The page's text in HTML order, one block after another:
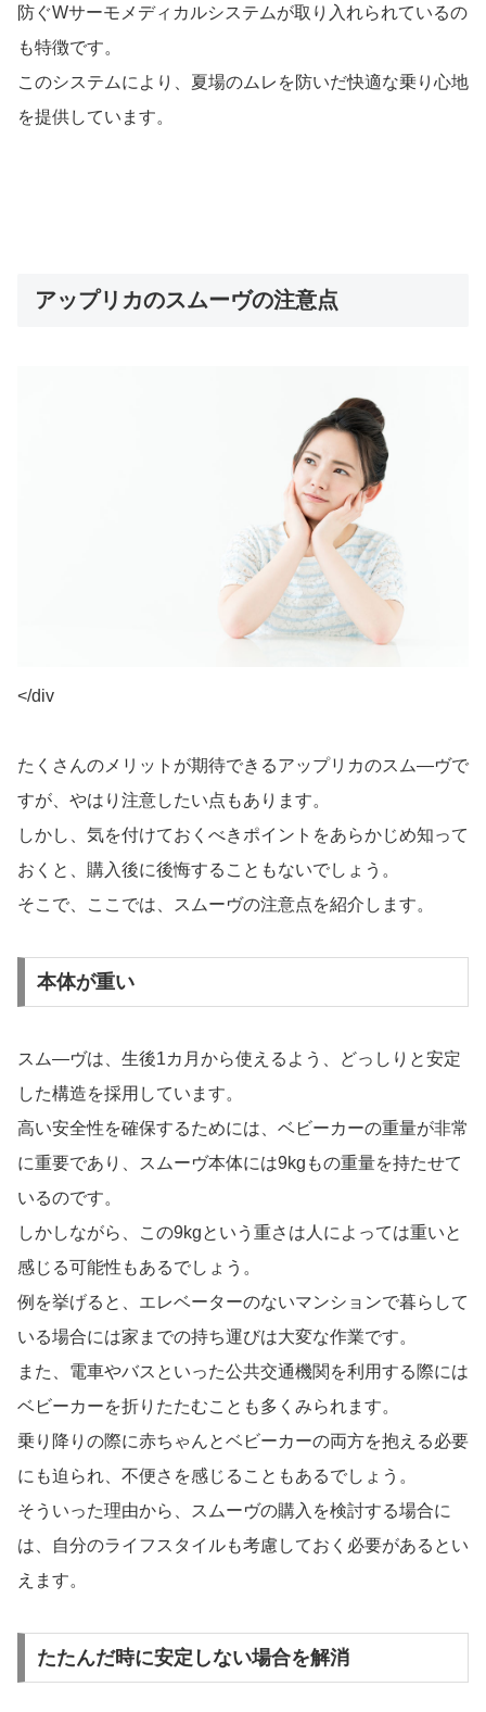
防ぐWサーモメディカルシステムが取り入れられているの
も特徴です。
このシステムにより、夏場のムレを防いだ快適な乗り心地
を提供しています。
アップリカのスムーヴの注意点
</div
たくさんのメリットが期待できるアップリカのスム―ヴで
すが、やはり注意したい点もあります。
しかし、気を付けておくべきポイントをあらかじめ知って
おくと、購入後に後悔することもないでしょう。
そこで、ここでは、スムーヴの注意点を紹介します。
本体が重い
スム―ヴは、生後1カ月から使えるよう、どっしりと安定
した構造を採用しています。
高い安全性を確保するためには、ベビーカーの重量が非常
に重要であり、スムーヴ本体には9kgもの重量を持たせて
いるのです。
しかしながら、この9kgという重さは人によっては重いと
感じる可能性もあるでしょう。
例を挙げると、エレベーターのないマンションで暮らして
いる場合には家までの持ち運びは大変な作業です。
また、電車やバスといった公共交通機関を利用する際には
ベビーカーを折りたたむことも多くみられます。
乗り降りの際に赤ちゃんとベビーカーの両方を抱える必要
にも迫られ、不便さを感じることもあるでしょう。
そういった理由から、スムーヴの購入を検討する場合に
は、自分のライフスタイルも考慮しておく必要があるとい
えます。
たたんだ時に安定しない場合を解消